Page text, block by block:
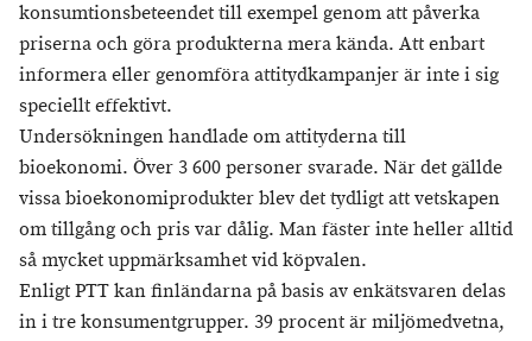
konsumtionsbeteendet till exempel genom att påverka
priserna och göra produkterna mera kända. Att enbart
informera eller genomföra attitydkampanjer är inte i sig
speciellt effektivt.
Undersökningen handlade om attityderna till
bioekonomi. Över 3 600 personer svarade. När det gällde
vissa bioekonomiprodukter blev det tydligt att vetskapen
om tillgång och pris var dålig. Man fäster inte heller alltid
så mycket uppmärksamhet vid köpvalen.
Enligt PTT kan finländarna på basis av enkätsvaren delas
in i tre konsumentgrupper. 39 procent är miljömedvetna,